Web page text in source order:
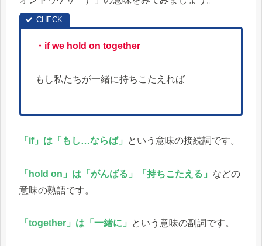
・if we hold on together
もし私たちが一緒に持ちこたえれば
「if」は「もし…ならば」 という意味の接続詞です。
「hold on」は「がんばる」「持ちこたえる」 などの
意味の熟語です。
「together」は「一緒に」 という意味の副詞です。